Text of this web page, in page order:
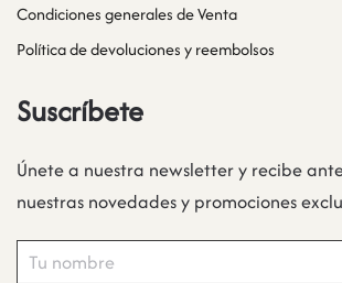
Condiciones generales de Venta
Política de devoluciones y reembolsos
Suscríbete
Únete a nuestra newsletter y recibe
nuestras novedades y promociones